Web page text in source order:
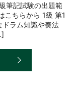
筆記試験の出題範
こちらから 1級 第1
ラム知識や奏法